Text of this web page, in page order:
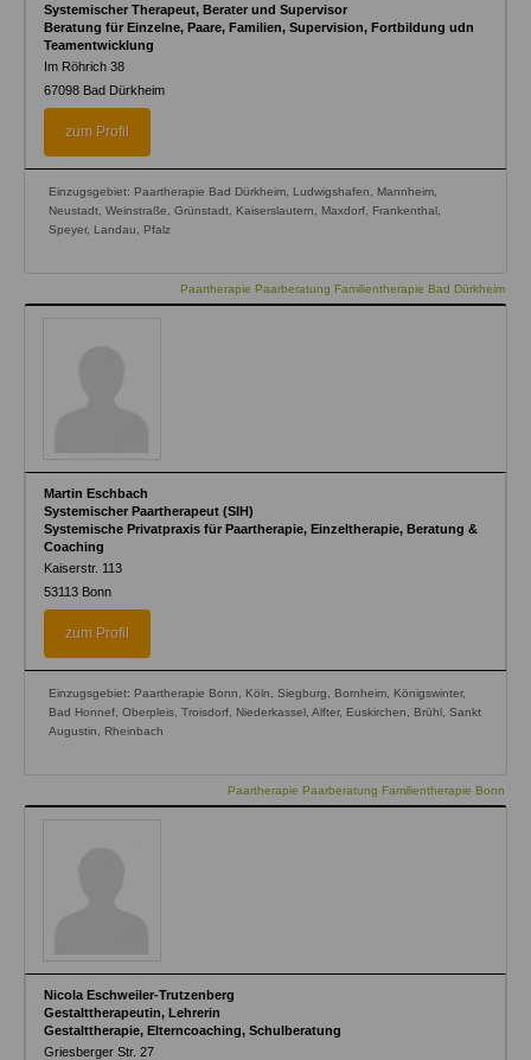
Systemischer Therapeut, Berater und Supervisor
Beratung für Einzelne, Paare, Familien, Supervision, Fortbildung udn
Teamentwicklung
Im Röhrich 38
67098 Bad Dürkheim
zum Profil
Einzugsgebiet: Paartherapie Bad Dürkheim, Ludwigshafen, Mannheim,
Neustadt, Weinstraße, Grünstadt, Kaiserslautern, Maxdorf, Frankenthal,
Speyer, Landau, Pfalz
Paartherapie Paarberatung Familientherapie Bad Dürkheim
Martin Eschbach
Systemischer Paartherapeut (SIH)
Systemische Privatpraxis für Paartherapie, Einzeltherapie, Beratung &
Coaching
Kaiserstr. 113
53113 Bonn
zum Profil
Einzugsgebiet: Paartherapie Bonn, Köln, Siegburg, Bornheim, Königswinter,
Bad Honnef, Oberpleis, Troisdorf, Niederkassel, Alfter, Euskirchen, Brühl, Sankt
Augustin, Rheinbach
Paartherapie Paarberatung Familientherapie Bonn
Nicola Eschweiler-Trutzenberg
Gestalttherapeutin, Lehrerin
Gestalttherapie, Elterncoaching, Schulberatung
Griesberger Str. 27